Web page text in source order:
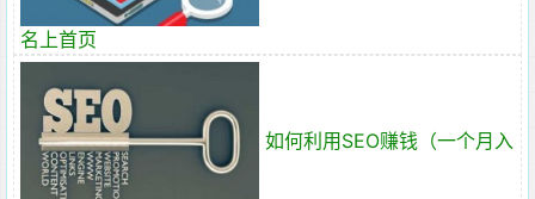
名上首页
如何利用SEO赚钱（一个月入